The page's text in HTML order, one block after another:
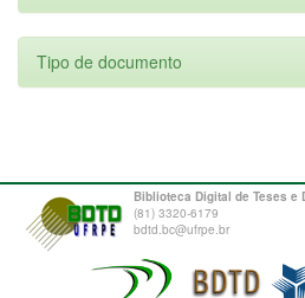
Tipo de documento
Biblioteca Digital de Teses e
(81) 3320-6179
bdtd.bc@ufrpe.br